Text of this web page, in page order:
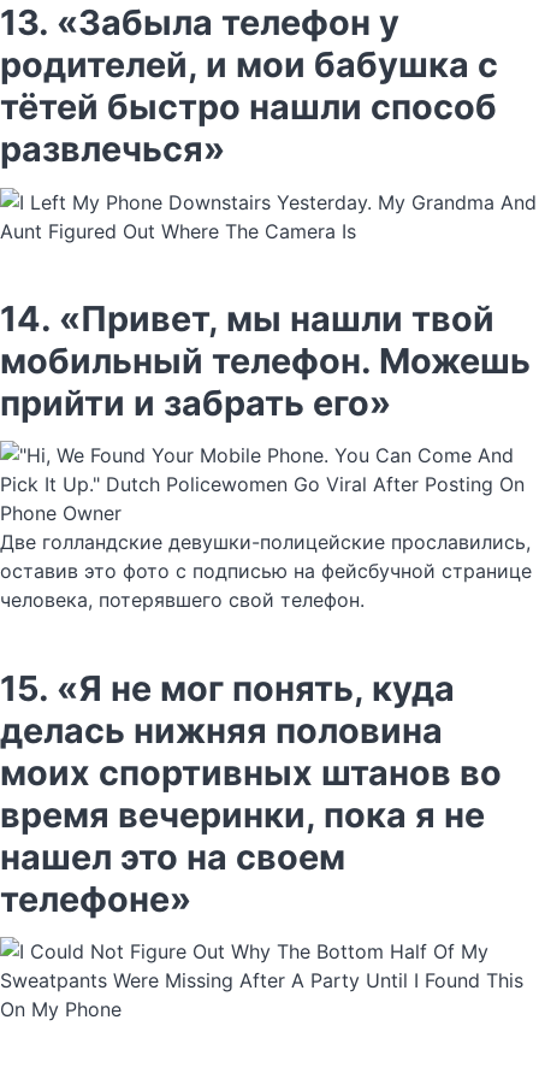
13. «Забыла телефон у
родителей, и мои бабушка с
тётей быстро нашли способ
развлечься»
14. «Привет, мы нашли твой
мобильный телефон. Можешь
прийти и забрать его»
Две голландские девушки-полицейские прославились,
оставив это фото с подписью на фейсбучной странице
человека, потерявшего свой телефон.
15. «Я не мог понять, куда
делась нижняя половина
моих спортивных штанов во
время вечеринки, пока я не
нашел это на своем
телефоне»